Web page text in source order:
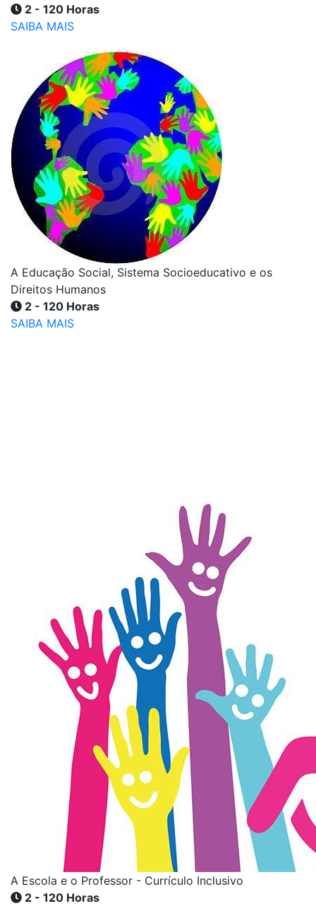
2 - 120 Horas
SAIBA MAIS
A Educação Social, Sistema Socioeducativo e os
Direitos Humanos
2 - 120 Horas
SAIBA MAIS
A Escola e o Professor - Currículo Inclusivo
2 - 120 Horas